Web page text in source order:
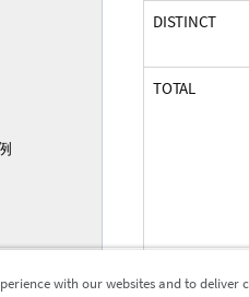
DISTINCT
TOTAL
with our websites and to deliver